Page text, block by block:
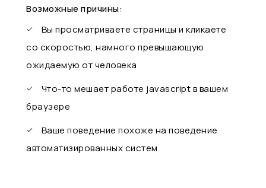
Возможные причины:
Вы просматриваете страницы и кликаете
со скоростью, намного превышающую
ожидаемую от человека
Что-то мешает работе javascript в вашем
браузере
Ваше поведение похоже на поведение
автоматизированных систем